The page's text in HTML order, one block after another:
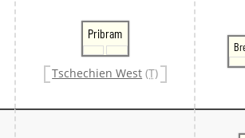
Pribram
Tschechien West (T)